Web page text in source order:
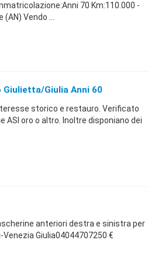
70 Km:110.000 -
Vendo ...
Giulia Anni 60
storico e restauro. Verificato
oro o altro. Inoltre disponiano dei
anteriori destra e sinistra per
Venezia Giulia04044707250 €